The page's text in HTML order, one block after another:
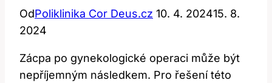
OdPoliklinika Cor Deus.cz 10. 4. 202415. 8.
2024
Zácpa po gynekologické operaci může být
nepříjemným následkem. Pro řešení této